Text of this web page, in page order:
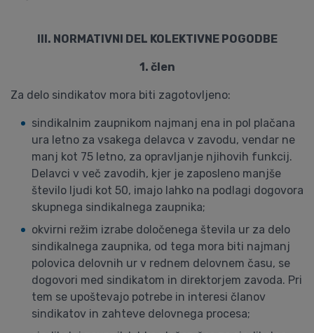
III. NORMATIVNI DEL KOLEKTIVNE POGODBE
1. člen
Za delo sindikatov mora biti zagotovljeno:
sindikalnim zaupnikom najmanj ena in pol plačana
ura letno za vsakega delavca v zavodu, vendar ne
manj kot 75 letno, za opravljanje njihovih funkcij.
Delavci v več zavodih, kjer je zaposleno manjše
število ljudi kot 50, imajo lahko na podlagi dogovora
skupnega sindikalnega zaupnika;
okvirni režim izrabe določenega števila ur za delo
sindikalnega zaupnika, od tega mora biti najmanj
polovica delovnih ur v rednem delovnem času, se
dogovori med sindikatom in direktorjem zavoda. Pri
tem se upoštevajo potrebe in interesi članov
sindikatov in zahteve delovnega procesa;